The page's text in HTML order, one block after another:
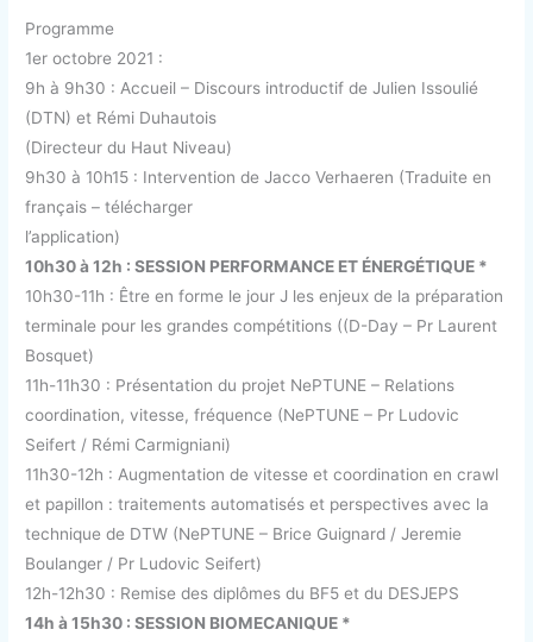
Programme
1er octobre 2021 :
9h à 9h30 : Accueil – Discours introductif de Julien Issoulié
(DTN) et Rémi Duhautois
(Directeur du Haut Niveau)
9h30 à 10h15 : Intervention de Jacco Verhaeren (Traduite en
français – télécharger
l’application)
10h30 à 12h : SESSION PERFORMANCE ET ÉNERGÉTIQUE *
10h30-11h : Être en forme le jour J les enjeux de la préparation
terminale pour les grandes compétitions ((D-Day – Pr Laurent
Bosquet)
11h-11h30 : Présentation du projet NePTUNE – Relations
coordination, vitesse, fréquence (NePTUNE – Pr Ludovic
Seifert / Rémi Carmigniani)
11h30-12h : Augmentation de vitesse et coordination en crawl
et papillon : traitements automatisés et perspectives avec la
technique de DTW (NePTUNE – Brice Guignard / Jeremie
Boulanger / Pr Ludovic Seifert)
12h-12h30 : Remise des diplômes du BF5 et du DESJEPS
14h à 15h30 : SESSION BIOMECANIQUE *